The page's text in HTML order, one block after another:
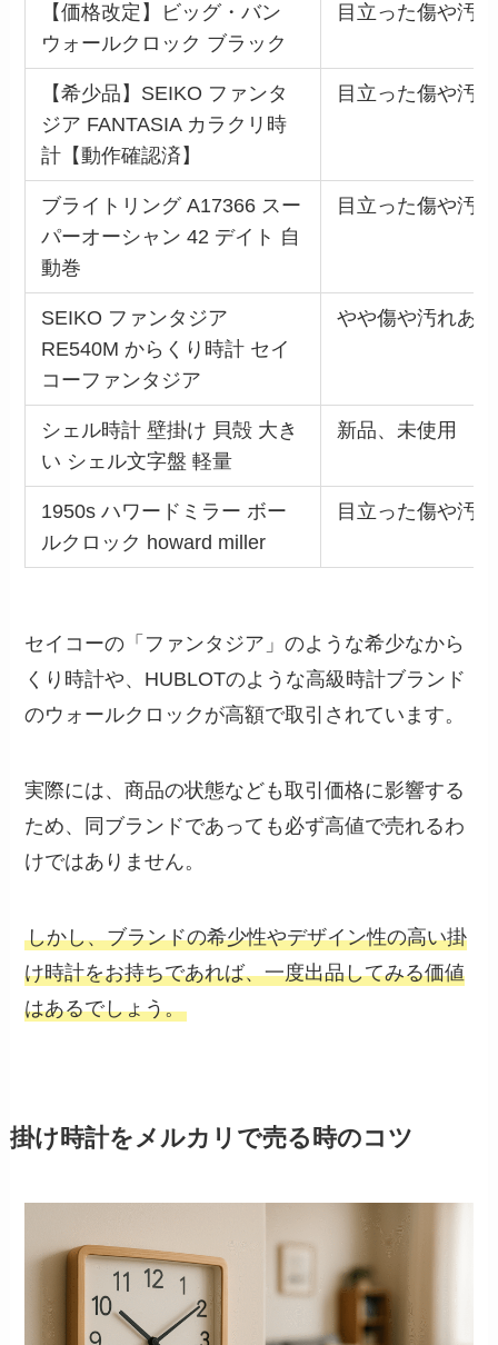
【価格改定】ビッグ・バン
ウォールクロック ブラック
目立った傷や汚
【希少品】SEIKO ファンタ
ジア FANTASIA カラクリ時
計【動作確認済】
目立った傷や汚
ブライトリング A17366 スー
パーオーシャン 42 デイト 自
動巻
目立った傷や汚
SEIKO ファンタジア
RE540M からくり時計 セイ
コーファンタジア
やや傷や汚れあり
シェル時計 壁掛け 貝殻 大き
い シェル文字盤 軽量
新品、未使用
1950s ハワードミラー ボー
ルクロック howard miller
目立った傷や汚
セイコーの「ファンタジア」のような希少なから
くり時計や、HUBLOTのような高級時計ブランド
のウォールクロックが高額で取引されています。
実際には、商品の状態なども取引価格に影響する
ため、同ブランドであっても必ず高値で売れるわ
けではありません。
しかし、ブランドの希少性やデザイン性の高い掛
け時計をお持ちであれば、一度出品してみる価値
はあるでしょう。
掛け時計をメルカリで売る時のコツ